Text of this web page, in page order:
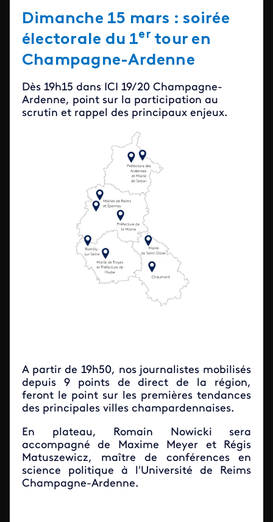
Dimanche 15 mars : soirée
électorale du 1er tour en
Champagne-Ardenne
Dès 19h15 dans ICI 19/20 Champagne-
Ardenne, point sur la participation au
scrutin et rappel des principaux enjeux.
A partir de 19h50, nos journalistes mobilisés
depuis 9 points de direct de la région,
feront le point sur les premières tendances
des principales villes champardennaises.
En plateau, Romain Nowicki sera
accompagné de Maxime Meyer et Régis
Matuszewicz, maître de conférences en
science politique à l'Université de Reims
Champagne-Ardenne.